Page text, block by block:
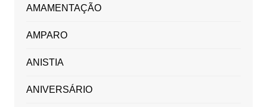
AMAMENTAÇÃO
AMPARO
ANISTIA
ANIVERSÁRIO